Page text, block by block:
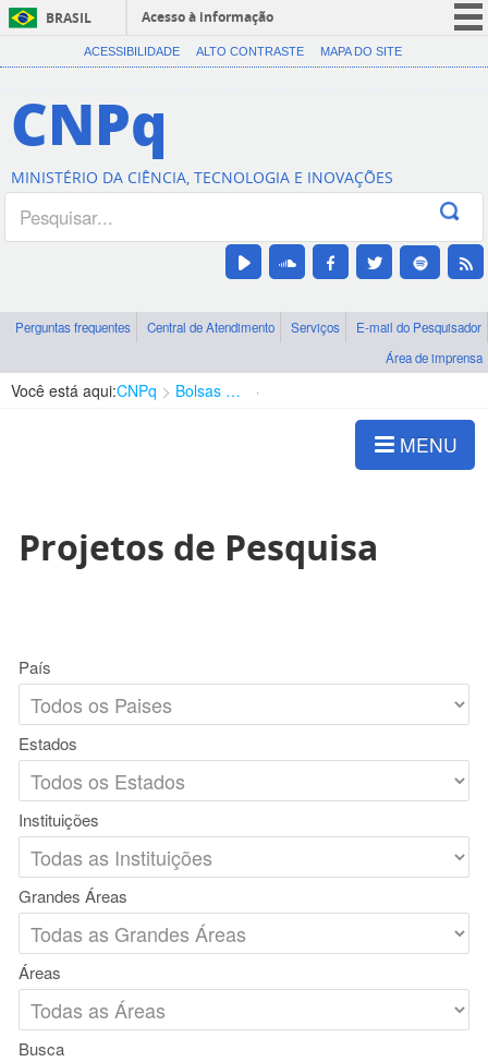
BRASIL
Acesso à informação
CORONAVÍRUS (COVID-19)
Canais
ACESSIBILIDADE ALTO CONTRASTE MAPA DO SITE
CNPq
MINISTÉRIO DA CIÊNCIA, TECNOLOGIA E INOVAÇÕES
Perguntas frequentes Central de Atendimento Serviços
E-mail do Pesquisador
Área de imprensa
Você está aqui:CNPq Bolsas e Auxílios Vigentes
MENU
Projetos de Pesquisa
País
Estados
Instituições
Grandes Áreas
Áreas
Busca